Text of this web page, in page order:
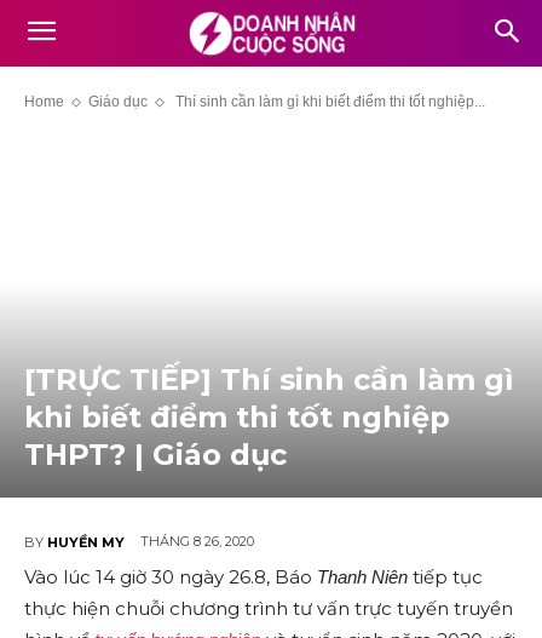
Home Giáo dục Thí sinh cần làm gì khi biết điểm thi tốt nghiệp...
[TRỰC TIẾP] Thí sinh cần làm gì
khi biết điểm thi tốt nghiệp
THPT? | Giáo dục
BY HUYỀN MY THÁNG 8 26, 2020
Vào lúc 14 giờ 30 ngày 26.8, Báo Thanh Niên tiếp tục
thực hiện chuỗi chương trình tư vấn trực tuyến truyền